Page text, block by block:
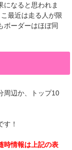
になると思われま
最近は走る人が限
ボーダーはほぼ同
周辺か、トップ10
！
時情報は上記の表